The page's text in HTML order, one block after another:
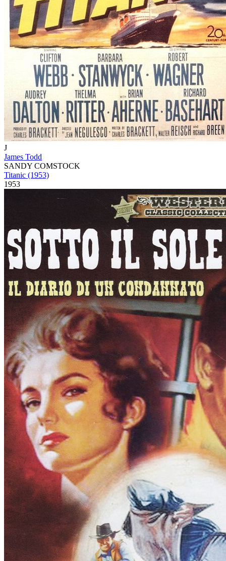
J
James Todd
SANDY COMSTOCK
Titanic (1953)
1953